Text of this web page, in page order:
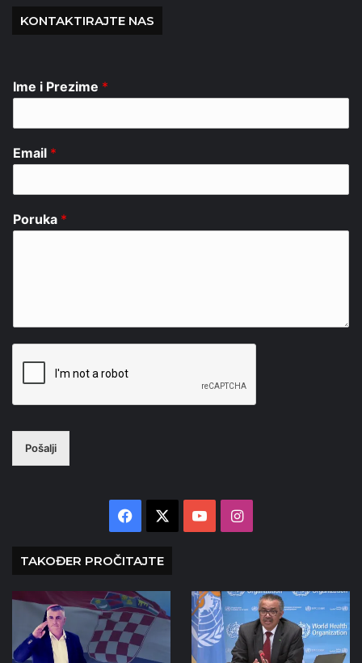
KONTAKTIRAJTE NAS
Ime i Prezime *
Email *
Poruka *
Pošalji
Facebook YouTubeInstagram
TAKOĐER PROČITAJTE